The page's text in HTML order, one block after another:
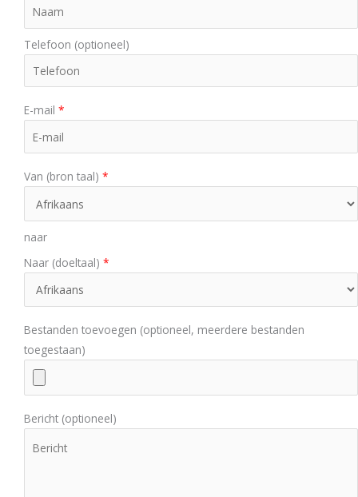
Telefoon (optioneel)
E-mail *
Van (bron taal) *
naar
Naar (doeltaal) *
Bestanden toevoegen (optioneel, meerdere bestanden
toegestaan)
Bericht (optioneel)